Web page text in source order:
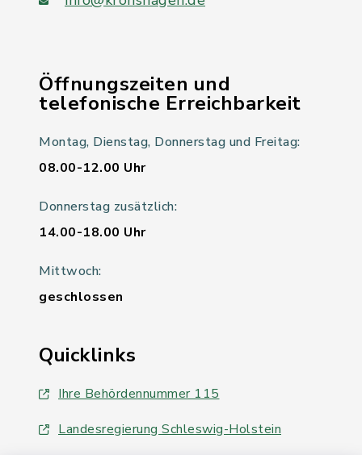
Öffnungszeiten und
telefonische Erreichbarkeit
Montag, Dienstag, Donnerstag und Freitag:
08.00-12.00 Uhr
Donnerstag zusätzlich:
14.00-18.00 Uhr
Mittwoch:
geschlossen
Quicklinks
Ihre Behördennummer 115
Landesregierung Schleswig-Holstein